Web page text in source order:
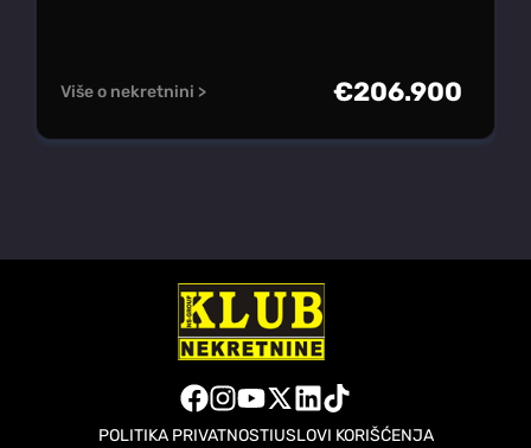
Više o nekretnini > €206.900
POLITIKA PRIVATNOSTIUSLOVI KORIŠĆENJA